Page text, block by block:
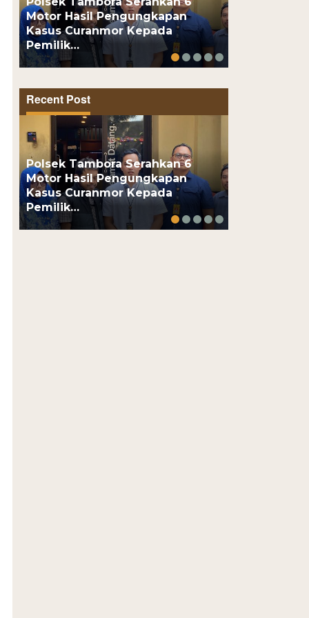
Motor Hasil Pengungkapan
Kasus Curanmor Kepada
Pemilik…
Recent Post
Polsek Tambora Serahkan 6
Motor Hasil Pengungkapan
Kasus Curanmor Kepada
Pemilik…